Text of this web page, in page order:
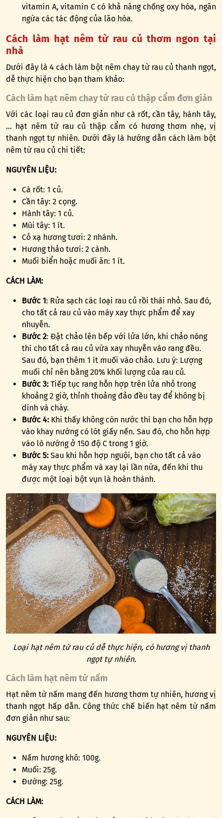
vitamin A, vitamin C có khả năng chống oxy hóa, ngăn
ngừa các tác động của lão hóa.
Cách làm hạt nêm từ rau củ thơm ngon tại
nhà
Dưới đây là 4 cách làm bột nêm chay từ rau củ thanh ngọt,
dễ thực hiện cho bạn tham khảo:
Cách làm hạt nêm chay từ rau củ thập cẩm đơn giản
Với các loại rau củ đơn giản như cà rốt, cần tây, hành tây,
… hạt nêm từ rau củ thập cẩm có hương thơm nhẹ, vị
thanh ngọt tự nhiên. Dưới đây là hướng dẫn cách làm bột
nêm từ rau củ chi tiết:
NGUYÊN LIỆU:
Cà rốt: 1 củ.
Cần tây: 2 cọng.
Hành tây: 1 củ.
Mùi tây: 1 ít.
Cỏ xạ hương tươi: 2 nhánh.
Hương thảo tươi: 2 cành.
Muối biển hoặc muối ăn: 1 ít.
CÁCH LÀM:
Bước 1: Rửa sạch các loại rau củ rồi thái nhỏ. Sau đó,
cho tất cả rau củ vào máy xay thực phẩm để xay
nhuyễn.
Bước 2: Đặt chảo lên bếp với lửa lớn, khi chảo nóng
thì cho tất cả rau củ vừa xay nhuyễn vào rang đều.
Sau đó, bạn thêm 1 ít muối vào chảo. Lưu ý: Lượng
muối chỉ nên bằng 20% khối lượng của rau củ.
Bước 3: Tiếp tục rang hỗn hợp trên lửa nhỏ trong
khoảng 2 giờ, thỉnh thoảng đảo đều tay để không bị
dính và cháy.
Bước 4: Khi thấy không còn nước thì bạn cho hỗn hợp
vào khay nướng có lót giấy nến. Sau đó, cho hỗn hợp
vào lò nướng ở 150 độ C trong 1 giờ.
Bước 5: Sau khi hỗn hợp nguội, bạn cho tất cả vào
máy xay thực phẩm và xay lại lần nữa, đến khi thu
được một loại bột vụn là hoàn thành.
Loại hạt nêm từ rau củ dễ thực hiện, có hương vị thanh
ngọt tự nhiên.
Cách làm hạt nêm từ nấm
Hạt nêm từ nấm mang đến hương thơm tự nhiên, hương vị
thanh ngọt hấp dẫn. Công thức chế biến hạt nêm từ nấm
đơn giản như sau:
NGUYÊN LIỆU:
Nấm hương khô: 100g.
Muối: 25g.
Đường: 25g.
CÁCH LÀM: